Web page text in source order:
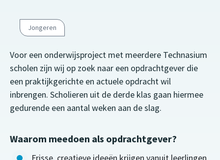
Jongeren
Voor een onderwijsproject met meerdere Technasium
scholen zijn wij op zoek naar een opdrachtgever die
een praktijkgerichte en actuele opdracht wil
inbrengen. Scholieren uit de derde klas gaan hiermee
gedurende een aantal weken aan de slag.
Waarom meedoen als opdrachtgever?